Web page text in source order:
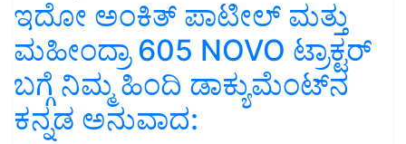
ಇದೋ ಅಂಕಿತ್ ಪಾಟೀಲ್ ಮತ್ತು
ಮಹೀಂದ್ರಾ 605 NOVO ಟ್ರಾಕ್ಟರ್
ಬಗ್ಗೆ ನಿಮ್ಮ ಹಿಂದಿ ಡಾಕ್ಯುಮೆಂಟ್‌ನ
ಕನ್ನಡ ಅನುವಾದ: